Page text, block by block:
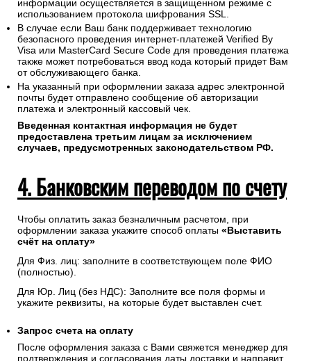
Менеджер сгенерирует ссылку на платежный шлюз ПАО
"Сбербанк" и направит удобным Вам способом.
Проведение платежей по банковским картам любого банка
осуществляется без дополнительных комиссий и в строгом
соответствии с требованиями платежных систем Visa,
MasterCard, МИР.
Конфиденциальность сообщаемой персональной
информации обеспечивается ПАО "Сбербанк".
Соединение с платежным шлюзом и передача
информации осуществляется в защищенном режиме с
использованием протокола шифрования SSL.
В случае если Ваш банк поддерживает технологию
безопасного проведения интернет-платежей Verified By
от обслуживающего банка.
На указанный при оформлении заказа адрес электронной
платежа и электронный кассовый чек.
Введенная контактная информация не будет
предоставлена третьим лицам за исключением
случаев, предусмотренных законодательством РФ.
4. Банковским переводом по счету
Чтобы оплатить заказ безналичным расчетом, при
оформлении заказа укажите способ оплаты «Выставить
счёт на оплату»